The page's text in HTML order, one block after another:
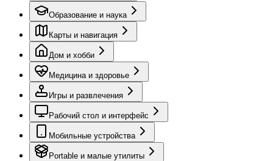
Образование и наука
Карты и навигация
Дом и хобби
Медицина и здоровье
Игры и развлечения
Рабочий стол и интерфейс
Мобильные устройства
Portable и малые утилиты